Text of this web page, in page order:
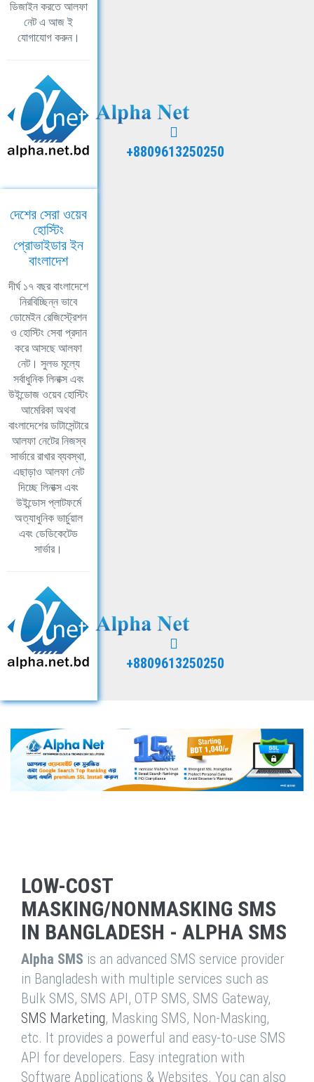
ডিজাইন করতে আলফা
নেট এ আজ ই
যোগাযোগ করুন।
+8809613250250
দেশের সেরা ওয়েব
হোস্টিং
প্রোভাইডার ইন
বাংলাদেশ
দীর্ঘ ১৭ বছর বাংলাদেশে
নিরবিচ্ছিন্ন ভাবে
ডোমেইন রেজিস্ট্রেশন
ও হোস্টিং সেবা প্রদান
করে আসছে আলফা
নেট। সুলভ মূল্যে
সর্বাধুনিক লিনাক্স এবং
উইন্ডোজ ওয়েব হোস্টিং
আমেরিকা অথবা
বাংলাদেশের ডাটাসেন্টারে
আলফা নেটের নিজস্ব
সার্ভারে রাখার ব্যবস্থা,
এছাড়াও আলফা নেট
দিচ্ছে লিনাক্স এবং
উইন্ডোস প্লাটফর্মে
অত্যাধুনিক ভার্চুয়াল
এবং ডেডিকেটেড
সার্ভার।
+8809613250250
LOW-COST
MASKING/NONMASKING SMS
IN BANGLADESH - ALPHA SMS
Alpha SMS is an advanced SMS service provider
in Bangladesh with multiple services such as
Bulk SMS, SMS API, OTP SMS, SMS Gateway,
SMS Marketing, Masking SMS, Non-Masking,
etc. It provides a powerful and easy-to-use SMS
API for developers. Easy integration with
Software Applications & Websites. You can also